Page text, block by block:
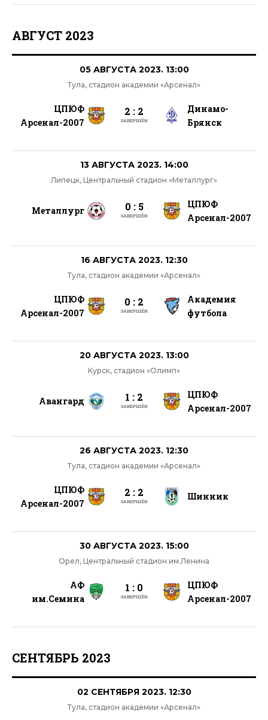
АВГУСТ 2023
05 АВГУСТА 2023. 13:00
Тула, стадион академии «Арсенал»
ЦПЮФ
Арсенал-2007
2 : 2
ЗАВЕРШЁН
Динамо-
Брянск
13 АВГУСТА 2023. 14:00
Липецк, Центральный стадион «Металлург»
Металлург 0 : 5
ЗАВЕРШЁН
ЦПЮФ
Арсенал-2007
16 АВГУСТА 2023. 12:30
Тула, стадион академии «Арсенал»
ЦПЮФ
Арсенал-2007
0 : 2
ЗАВЕРШЁН
Академия
футбола
20 АВГУСТА 2023. 13:00
Курск, стадион «Олимп»
Авангард 1 : 2
ЗАВЕРШЁН
ЦПЮФ
Арсенал-2007
26 АВГУСТА 2023. 12:30
Тула, стадион академии «Арсенал»
ЦПЮФ
Арсенал-2007
2 : 2
ЗАВЕРШЁН Шинник
30 АВГУСТА 2023. 15:00
Орел, Центральный стадион им.Ленина
АФ
им.Семина
1 : 0
ЗАВЕРШЁН
ЦПЮФ
Арсенал-2007
СЕНТЯБРЬ 2023
02 СЕНТЯБРЯ 2023. 12:30
Тула, стадион академии «Арсенал»